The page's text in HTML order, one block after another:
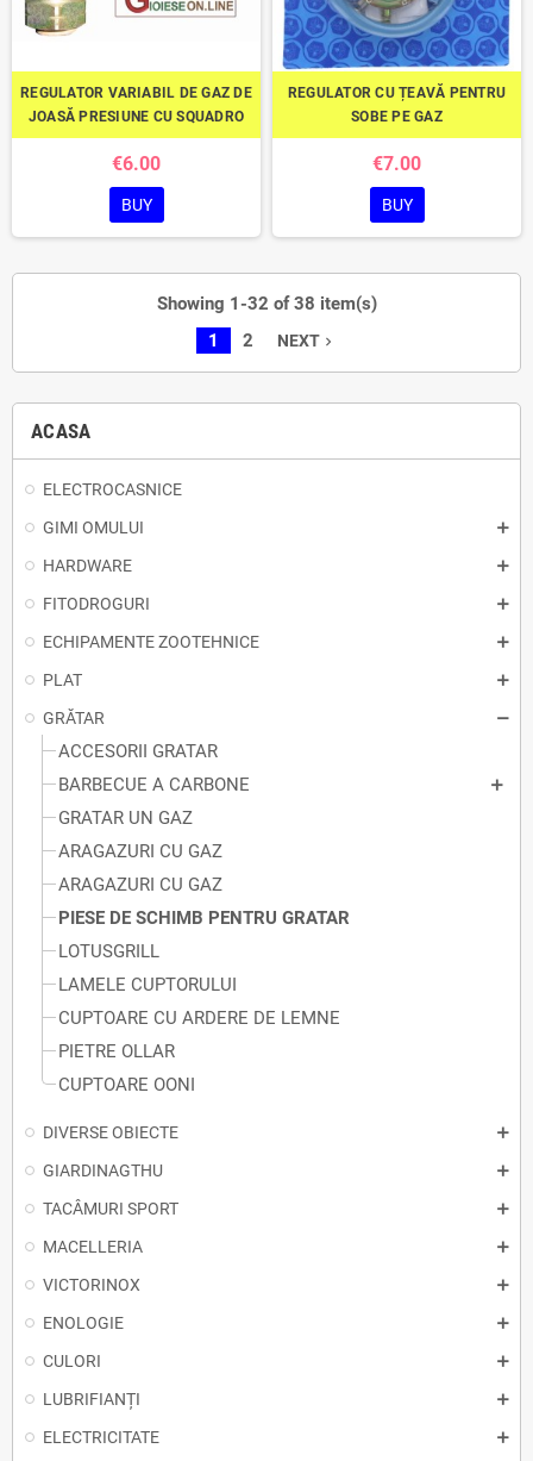
ACASA
ELECTROCASNICE
GIMI OMULUI
HARDWARE
FITODROGURI
ECHIPAMENTE ZOOTEHNICE
PLAT
GRĂTAR
ACCESORII GRATAR
BARBECUE A CARBONE
GRATAR UN GAZ
ARAGAZURI CU GAZ
ARAGAZURI CU GAZ
PIESE DE SCHIMB PENTRU GRATAR
LOTUSGRILL
LAMELE CUPTORULUI
CUPTOARE CU ARDERE DE LEMNE
PIETRE OLLAR
CUPTOARE OONI
DIVERSE OBIECTE
GIARDINAGTHU
TACÂMURI SPORT
MACELLERIA
VICTORINOX
ENOLOGIE
CULORI
LUBRIFIANȚI
ELECTRICITATE
REGULATOR VARIABIL DE GAZ DE
JOASĂ PRESIUNE CU SQUADRO
€6.00
BUY
REGULATOR CU ȚEAVĂ PENTRU
SOBE PE GAZ
€7.00
BUY
Showing 1-32 of 38 item(s)
1
2 NEXT navigate_next